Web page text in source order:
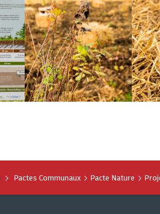
Pactes Communaux Pacte Nature